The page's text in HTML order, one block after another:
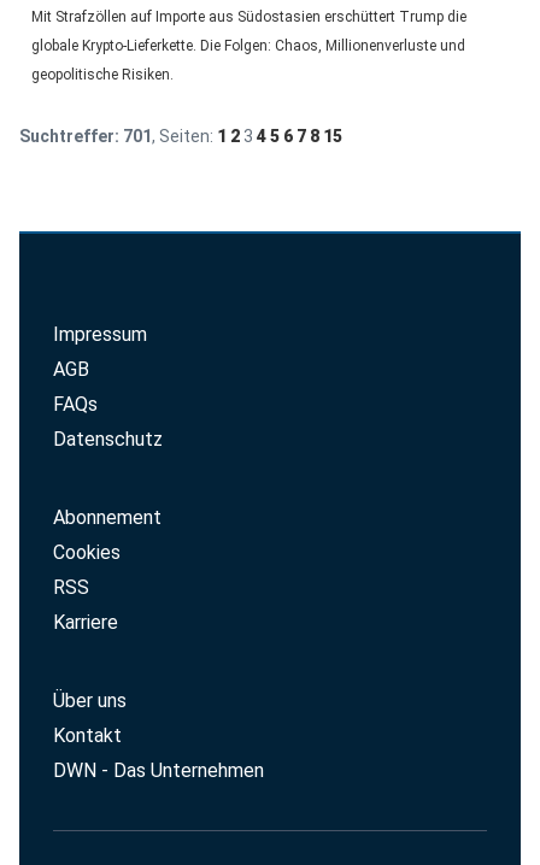
Mit Strafzöllen auf Importe aus Südostasien erschüttert Trump die
globale Krypto-Lieferkette. Die Folgen: Chaos, Millionenverluste und
geopolitische Risiken.
Suchtreffer: 701, Seiten: 1 2 3 4 5 6 7 8 15
Impressum
AGB
FAQs
Datenschutz
Abonnement
Cookies
RSS
Karriere
Über uns
Kontakt
DWN - Das Unternehmen